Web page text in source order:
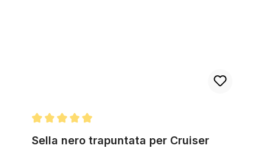
Sella nero trapuntata per Cruiser